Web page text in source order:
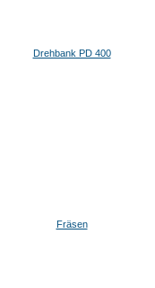
Drehbank PD 400
Fräsen